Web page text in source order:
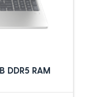
DDR5 RAM